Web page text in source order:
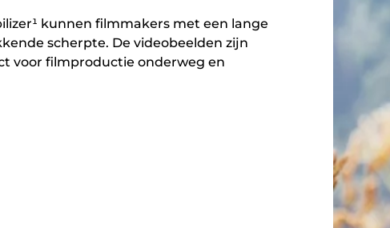
kunnen filmmakers met een lange
scherpte. De videobeelden zijn
voor filmproductie onderweg en